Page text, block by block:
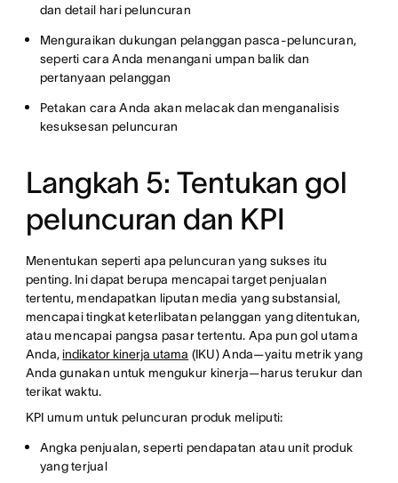
dan detail hari peluncuran
Menguraikan dukungan pelanggan pasca-peluncuran,
seperti cara Anda menangani umpan balik dan
pertanyaan pelanggan
Petakan cara Anda akan melacak dan menganalisis
kesuksesan peluncuran
Langkah 5: Tentukan gol
peluncuran dan KPI
Menentukan seperti apa peluncuran yang sukses itu
penting. Ini dapat berupa mencapai target penjualan
tertentu, mendapatkan liputan media yang substansial,
mencapai tingkat keterlibatan pelanggan yang ditentukan,
atau mencapai pangsa pasar tertentu. Apa pun gol utama
Anda,indikator kinerja utama (IKU) Anda—yaitu metrik yang
Anda gunakan untuk mengukur kinerja—harus terukur dan
terikat waktu.
KPI umum untuk peluncuran produk meliputi:
Angka penjualan, seperti pendapatan atau unit produk
yang terjual